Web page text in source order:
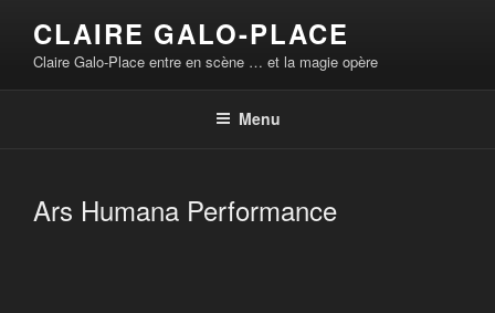
contenu
principal
CLAIRE GALO-PLACE
Claire Galo-Place entre en scène … et la magie opère
Menu
Ars Humana Performance